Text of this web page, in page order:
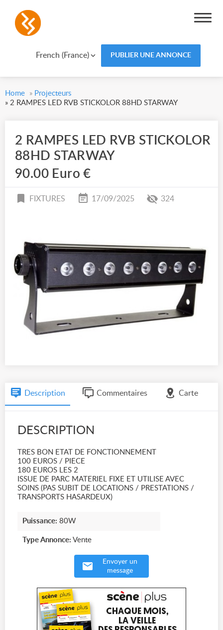
French (France) PUBLIER UNE ANNONCE
Home » Projecteurs
» 2 RAMPES LED RVB STICKOLOR 88HD STARWAY
2 RAMPES LED RVB STICKOLOR
88HD STARWAY
90.00 Euro €
FIXTURES 17/09/2025 324
Description Commentaires Carte
DESCRIPTION
TRES BON ETAT DE FONCTIONNEMENT
100 EUROS / PIECE
180 EUROS LES 2
ISSUE DE PARC MATERIEL FIXE ET UTILISE AVEC
SOINS (PAS SUBIT DE LOCATIONS / PRESTATIONS /
TRANSPORTS HASARDEUX)
Puissance: 80W
Type Annonce: Vente
Envoyer un
message